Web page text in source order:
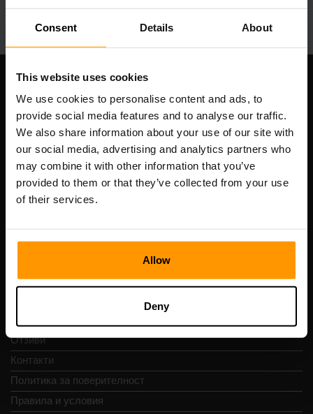
Consent Details About
This website uses cookies
We use cookies to personalise content and ads, to
provide social media features and to analyse our traffic.
We also share information about your use of our site with
our social media, advertising and analytics partners who
may combine it with other information that you’ve
provided to them or that they’ve collected from your use
of their services.
Allow
Deny
Scalable Hosting Solutions OÜ
Регистрационен код: 14652605
ДДС номер: EE102133820
Адрес: Harju maakond, Tallinn, Kesklinna linnaosa,
Отзиви
Контакти
Политика за поверителност
Правила и условия